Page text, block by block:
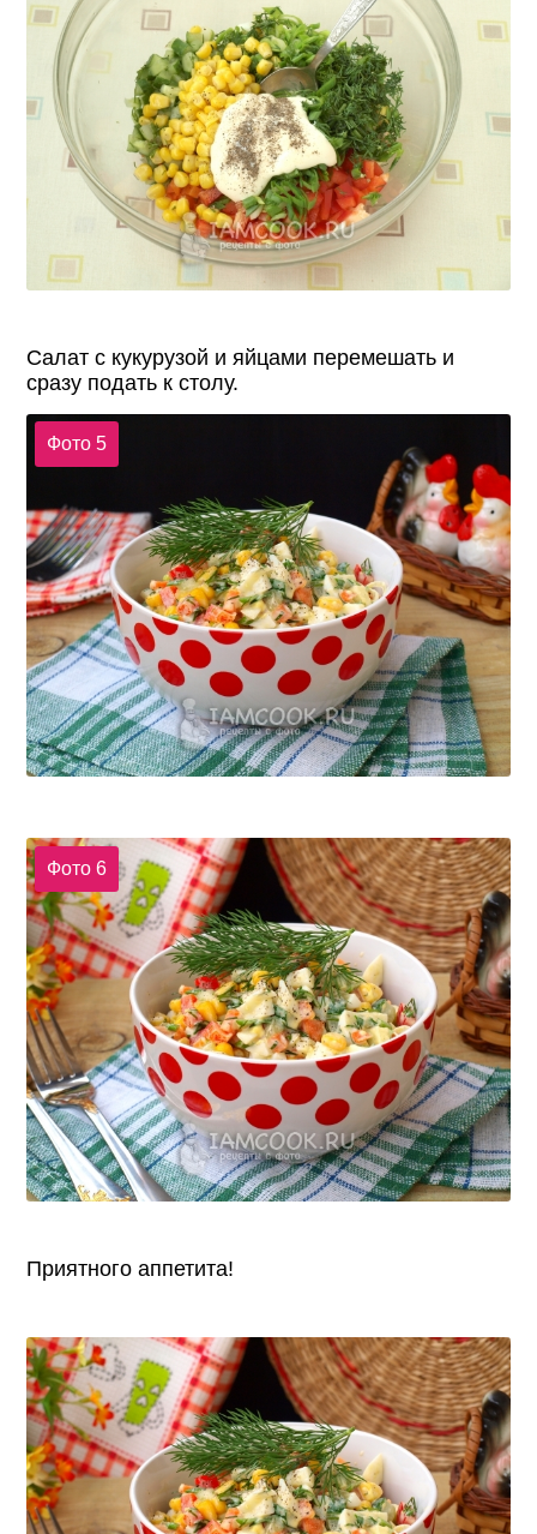
Салат с кукурузой и яйцами перемешать и
сразу подать к столу.
Фото 5
Фото 6
Приятного аппетита!